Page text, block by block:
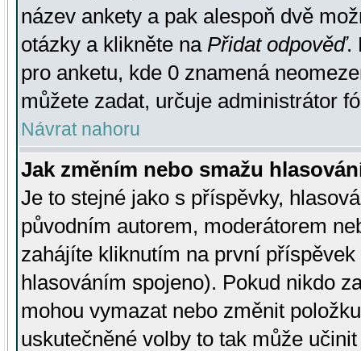
název ankety a pak alespoň dvě
otázky a klikněte na Přidat odpověď.
pro anketu, kde 0 znamená
můžete zadat, určuje administrátor
Návrat nahoru
Jak změním nebo smažu
Je to stejné jako s příspěvky,
původním autorem, moderátorem
zahájíte kliknutím na první
hlasováním spojeno). Pokud nikdo
mohou vymazat nebo změnit
uskutečněné volby to tak může